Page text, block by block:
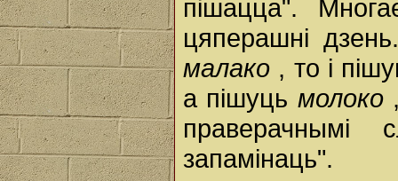
пішацца".
цяперашні
малако , то і
а пішуць молоко
праверачнымі
запамінаць".